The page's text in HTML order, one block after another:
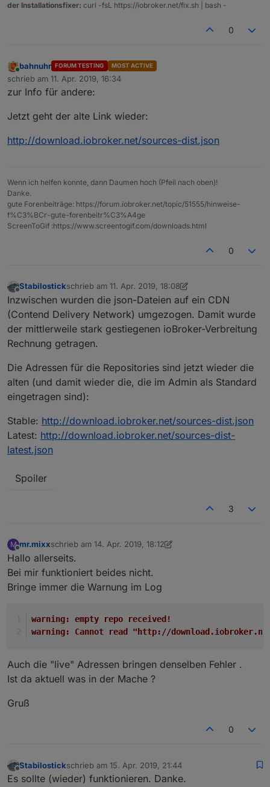
der Installationsfixer: curl -fsL https://iobroker.net/fix.sh | bash -
0
Online
bahnuhr FORUM TESTING MOST ACTIVE
schrieb am 11. Apr. 2019, 16:34
zuletzt editiert von
zur Info für andere:
Jetzt geht der alte Link wieder:
http://download.iobroker.net/sources-dist.json
Wenn ich helfen konnte, dann Daumen hoch (Pfeil nach oben)!
Danke.
gute Forenbeiträge: https://forum.iobroker.net/topic/51555/hinweise-
f%C3%BCr-gute-forenbeitr%C3%A4ge
ScreenToGif :https://www.screentogif.com/downloads.html
0
Offline
Stabilostickschrieb am 11. Apr. 2019, 18:08
zuletzt editiert von Stabilostick4. Nov. 2019, 21:46
Inzwischen wurden die json-Dateien auf ein CDN
(Contend Delivery Network) umgezogen. Damit wurde
der mittlerweile stark gestiegenen ioBroker-Verbreitung
Rechnung getragen.
Die Adressen für die Repositories sind jetzt wieder die
alten (und damit wieder die, die im Admin als Standard
eingetragen sind):
Stable: http://download.iobroker.net/sources-dist.json
Latest: http://download.iobroker.net/sources-dist-
latest.json
Spoiler
3
M
Offline
mr.mixxschrieb am 14. Apr. 2019, 18:12
zuletzt editiert von Negalein
Hallo allerseits.
Bei mir funktioniert beides nicht.
Bringe immer die Warnung im Log
warning: empty repo received!
warning: Cannot read "http://
Auch die "live" Adressen bringen denselben Fehler .
Ist da aktuell was in der Mache ?
Gruß
0
Offline
Stabilostickschrieb am 15. Apr. 2019, 21:44
zuletzt editiert von
Es sollte (wieder) funktionieren. Danke.